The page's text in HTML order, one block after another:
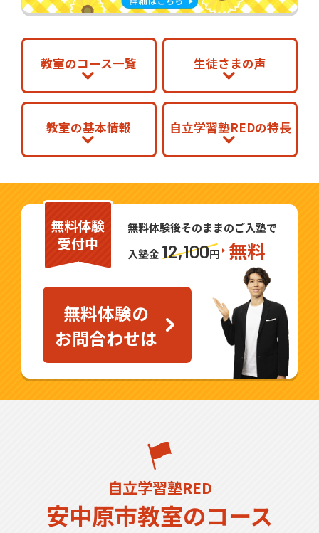
教室のコース一覧 生徒さまの声
教室の基本情報 自立学習塾REDの特長
無料体験
受付中
無料体験後そのままのご入塾で
入塾金 12,100円 無料
無料体験の
お問合わせは
自立学習塾RED
安中原市教室のコース